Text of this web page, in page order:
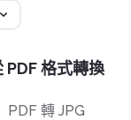
PDF 格式轉換
PDF 轉 JPG